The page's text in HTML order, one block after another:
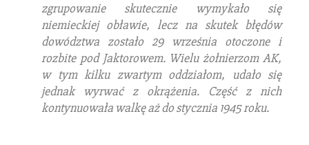
zgrupowanie skutecznie wymykało się
niemieckiej obławie, lecz na skutek błędów
dowództwa zostało 29 września otoczone i
rozbite pod Jaktorowem. Wielu żołnierzom AK,
w tym kilku zwartym oddziałom, udało się
jednak wyrwać z okrążenia. Część z nich
kontynuowała walkę aż do stycznia 1945 roku.